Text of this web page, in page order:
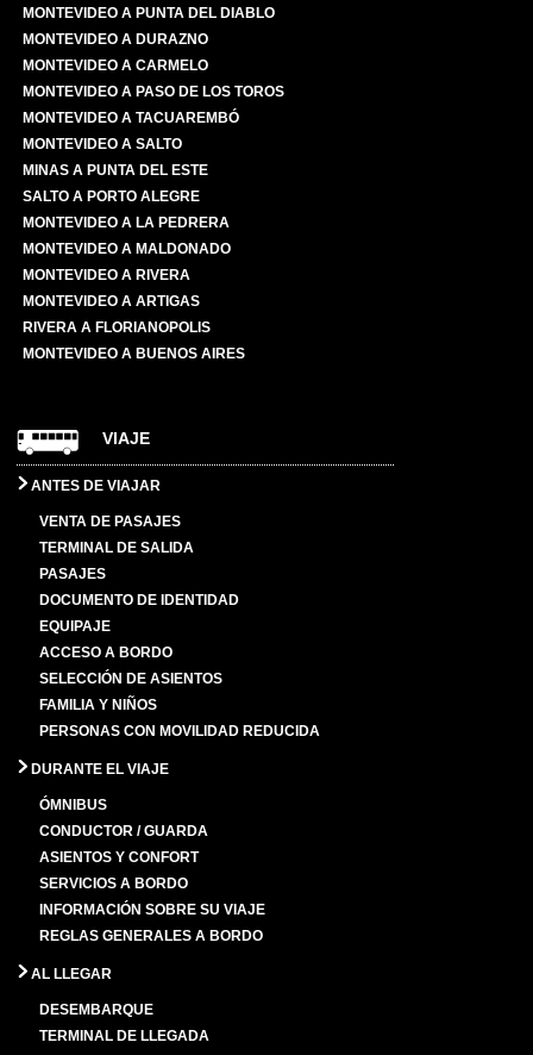
MONTEVIDEO A PUNTA DEL DIABLO
MONTEVIDEO A DURAZNO
MONTEVIDEO A CARMELO
MONTEVIDEO A PASO DE LOS TOROS
MONTEVIDEO A TACUAREMBÓ
MONTEVIDEO A SALTO
MINAS A PUNTA DEL ESTE
SALTO A PORTO ALEGRE
MONTEVIDEO A LA PEDRERA
MONTEVIDEO A MALDONADO
MONTEVIDEO A RIVERA
MONTEVIDEO A ARTIGAS
RIVERA A FLORIANOPOLIS
MONTEVIDEO A BUENOS AIRES
VIAJE
ANTES DE VIAJAR
VENTA DE PASAJES
TERMINAL DE SALIDA
PASAJES
DOCUMENTO DE IDENTIDAD
EQUIPAJE
ACCESO A BORDO
SELECCIÓN DE ASIENTOS
FAMILIA Y NIÑOS
PERSONAS CON MOVILIDAD REDUCIDA
DURANTE EL VIAJE
ÓMNIBUS
CONDUCTOR / GUARDA
ASIENTOS Y CONFORT
SERVICIOS A BORDO
INFORMACIÓN SOBRE SU VIAJE
REGLAS GENERALES A BORDO
AL LLEGAR
DESEMBARQUE
TERMINAL DE LLEGADA